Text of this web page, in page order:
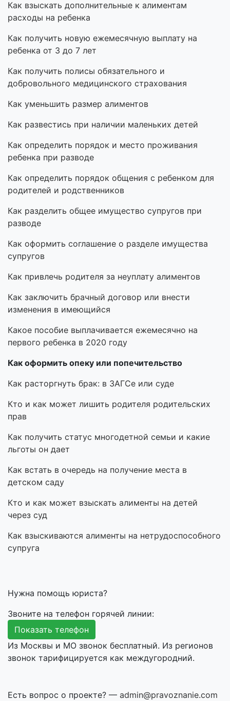
Как взыскать дополнительные к алиментам
расходы на ребенка
Как получить новую ежемесячную выплату на
ребенка от 3 до 7 лет
Как получить полисы обязательного и
добровольного медицинского страхования
Как уменьшить размер алиментов
Как развестись при наличии маленьких детей
Как определить порядок и место проживания
ребенка при разводе
Как определить порядок общения с ребенком для
родителей и родственников
Как разделить общее имущество супругов при
разводе
Как оформить соглашение о разделе имущества
супругов
Как привлечь родителя за неуплату алиментов
Как заключить брачный договор или внести
изменения в имеющийся
Какое пособие выплачивается ежемесячно на
первого ребенка в 2020 году
Как оформить опеку или попечительство
Как расторгнуть брак: в ЗАГСе или суде
Кто и как может лишить родителя родительских
прав
Как получить статус многодетной семьи и какие
льготы он дает
Как встать в очередь на получение места в
детском саду
Кто и как может взыскать алименты на детей
через суд
Как взыскиваются алименты на нетрудоспособного
супруга
Нужна помощь юриста?
Звоните на телефон горячей линии:
Показать телефон
Из Москвы и МО звонок бесплатный. Из регионов
звонок тарифицируется как междугородний.
Есть вопрос о проекте? — admin@pravoznanie.com